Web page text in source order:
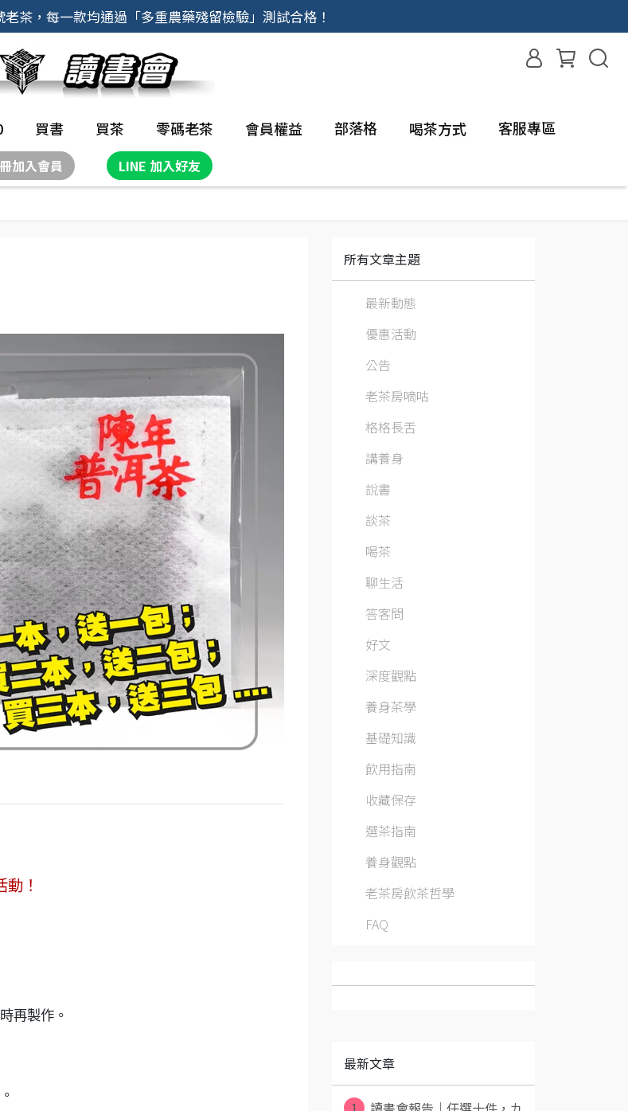
茶，每一款均通過「多重農藥殘留檢驗」測試合格！
買書 買茶 零碼老茶 會員權益 部落格 喝茶方式 客服專區
加入會員 LINE 加入好友
！
再製作。
所有文章主題
最新動態
優惠活動
公告
老茶房嘀咕
格格長舌
講養身
說書
談茶
喝茶
聊生活
答客問
好文
深度觀點
養身茶學
基礎知識
飲用指南
收藏保存
選茶指南
養身觀點
老茶房飲茶哲學
FAQ
最新文章